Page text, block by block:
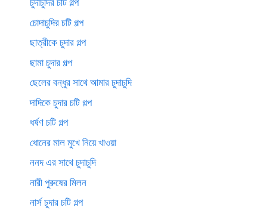
চোদাচুদির চটি গল্প
ছাত্রীকে চুদার গল্প
ছামা চুদার গল্প
ছেলের বন্ধুর সাথে আমার চুদাচুদি
দাদিকে চুদার চটি গল্প
ধর্ষণ চটি গল্প
ধোনের মাল মুখে নিয়ে খাওয়া
ননদ এর সাথে চুদাচুদি
নারী পুরুষের মিলন
নার্স চুদার চটি গল্প